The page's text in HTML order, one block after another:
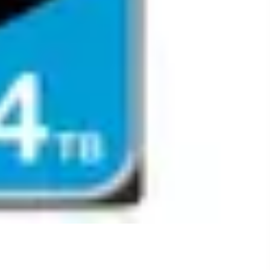
Diametru de taiere: 0-75 mm